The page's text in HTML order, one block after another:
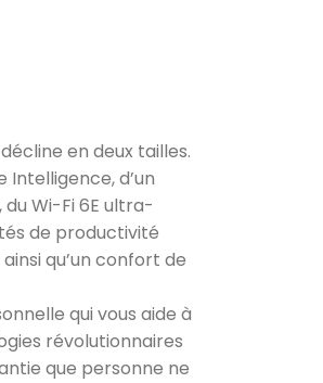
décline en deux tailles.
d’un
Wi-Fi 6E ultra-
de productivité
qu’un confort de
qui vous aide à
révolutionnaires
que personne ne